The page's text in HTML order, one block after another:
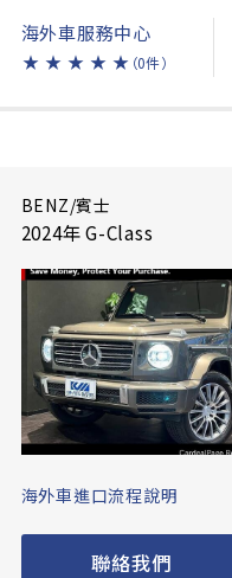
海外車服務中心
★ ★ ★ ★ ★ （0件）
BENZ/賓士
2024年 G-Class
海外車進口流程說明
聯絡我們